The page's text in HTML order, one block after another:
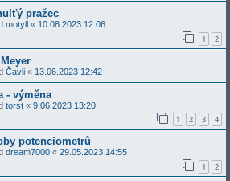
pražec
motyll « 10.08.2023 12:06
1 2
Čavli « 13.06.2023 12:42
- výměna
torst « 9.06.2023 13:20
1 2 3 4
potenciometrů
dream7000 « 29.05.2023 14:55
1 2